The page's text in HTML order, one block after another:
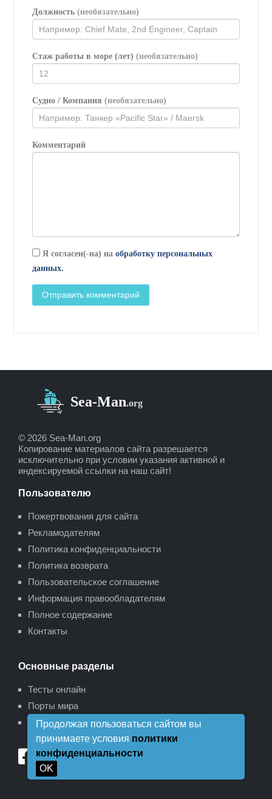
Должность(необязательно)
Стаж работы в море (лет)(необязательно)
Судно / Компания(необязательно)
Комментарий
Я согласен(-на) наобработку персональных
данных.
© 2026 Sea-Man.org
Копирование материалов сайта разрешается
исключительно при условии указания активной и
индексируемой ссылки на наш сайт!
Пользователю
Пожертвования для сайта
Рекламодателям
Политика конфиденциальности
Политика возврата
Пользовательское соглашение
Информация правообладателям
Полное содержание
Контакты
Основные разделы
Тесты онлайн
Порты мира
Карта сайта
Продолжая пользоваться сайтом вы
принимаете условия политики
конфиденциальности
OK